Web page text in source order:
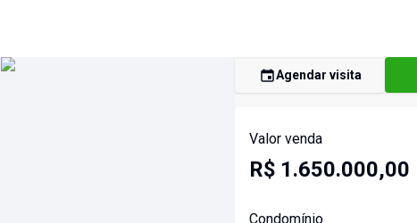
Agendar visita
Valor venda
R$ 1.650.000,00
Condomínio